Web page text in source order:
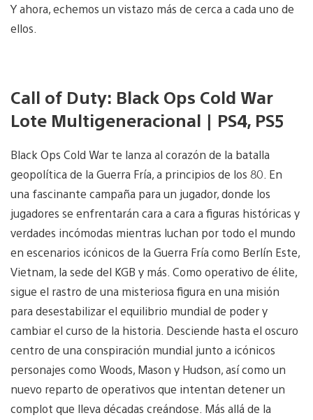
Y ahora, echemos un vistazo más de cerca a cada uno de
ellos.
Call of Duty: Black Ops Cold War
Lote Multigeneracional | PS4, PS5
Black Ops Cold War te lanza al corazón de la batalla
geopolítica de la Guerra Fría, a principios de los 80. En
una fascinante campaña para un jugador, donde los
jugadores se enfrentarán cara a cara a figuras históricas y
verdades incómodas mientras luchan por todo el mundo
en escenarios icónicos de la Guerra Fría como Berlín Este,
Vietnam, la sede del KGB y más. Como operativo de élite,
sigue el rastro de una misteriosa figura en una misión
para desestabilizar el equilibrio mundial de poder y
cambiar el curso de la historia. Desciende hasta el oscuro
centro de una conspiración mundial junto a icónicos
personajes como Woods, Mason y Hudson, así como un
nuevo reparto de operativos que intentan detener un
complot que lleva décadas creándose. Más allá de la